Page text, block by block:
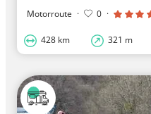
Motorroute · 0 ·
428 km 321 m